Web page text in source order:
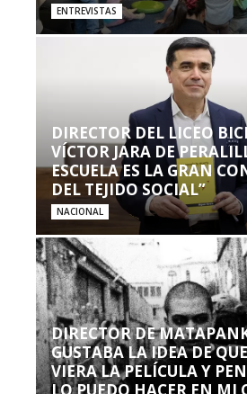
ENTREVISTAS
DIRECTOR DEL LICEO
VÍCTOR JARA DE
ESCUELA ES LA GRAN
DEL TEJIDO SOCIAL”
NACIONAL
DIRECTOR DE
GUSTABA LA IDEA DE
VIERA LA PELÍCULA Y